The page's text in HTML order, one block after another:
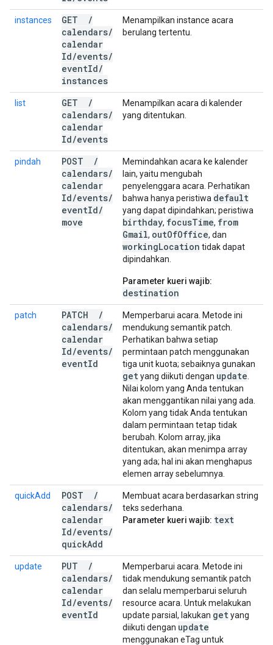
instances GET
/
calendars/
calendar
Id/events/
eventId/
instances
Menampilkan instance acara
berulang tertentu.
list GET
/
calendars/
calendar
Id/events
Menampilkan acara di kalender
yang ditentukan.
pindah POST
/
calendars/
calendar
Id/events/
eventId/
move
Memindahkan acara ke kalender
lain, yaitu mengubah
penyelenggara acara. Perhatikan
bahwa hanya peristiwa default
yang dapat dipindahkan; peristiwa
birthday, focusTime, from
Gmail, outOfOffice, dan
workingLocation tidak dapat
dipindahkan.
Parameter kueri wajib:
destination
patch PATCH
/
calendars/
calendar
Id/events/
eventId
Memperbarui acara. Metode ini
mendukung semantik patch.
Perhatikan bahwa setiap
permintaan patch menggunakan
tiga unit kuota; sebaiknya gunakan
getyang diikuti dengan update
Nilai kolom yang Anda tentukan
akan menggantikan nilai yang ada.
Kolom yang tidak Anda tentukan
dalam permintaan tetap tidak
berubah. Kolom array, jika
ditentukan, akan menimpa array
yang ada; hal ini akan menghapus
elemen array sebelumnya.
quickAdd POST
/
calendars/
calendar
Id/events/
quickAdd
Membuat acara berdasarkan string
teks sederhana.
Parameter kueri wajib: text
update PUT
/
calendars/
calendar
Id/events/
eventId
Memperbarui acara. Metode ini
tidak mendukung semantik patch
dan selalu memperbarui seluruh
resource acara. Untuk melakukan
update parsial, lakukan getyang
diikuti dengan update
menggunakan eTag untuk